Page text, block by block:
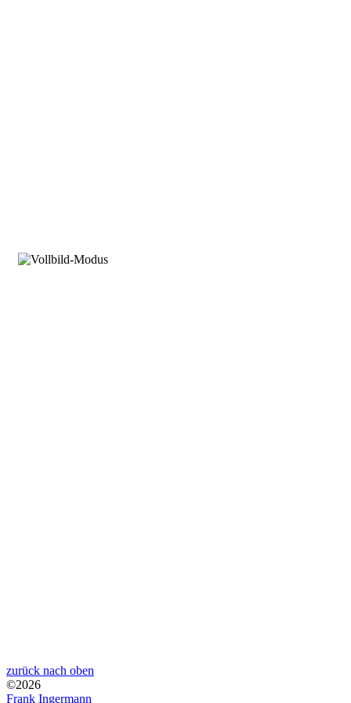
zurück nach oben
©2026
Frank Ingermann